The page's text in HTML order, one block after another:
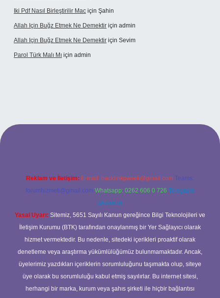
Iki Pdf Nasıl Birleştirilir Mac için Şahin
Allah Için Buğz Etmek Ne Demektir için admin
Allah Için Buğz Etmek Ne Demektir için Sevim
Parol Türk Malı Mı için admin
Reklam ve İletişim: E-mail: backlinkpaneli@gmail.com Teams:
forumhizmeti@gmail.com Whatsapp: 0262 606 0 726 Telegram:
@karabul
Yasal Uyarı: Sitemiz, 5651 Sayılı Kanun gereğince Bilgi Teknolojileri ve
İletişim Kurumu (BTK) tarafından onaylanmış bir Yer Sağlayıcı olarak
hizmet vermektedir. Bu nedenle, sitedeki içerikleri proaktif olarak
denetleme veya araştırma yükümlülüğümüz bulunmamaktadır. Ancak,
üyelerimiz yazdıkları içeriklerin sorumluluğunu taşımakta olup, siteye
üye olarak bu sorumluluğu kabul etmiş sayılırlar. Bu internet sitesi,
herhangi bir marka, kurum veya şahıs şirketi ile hiçbir bağlantısı